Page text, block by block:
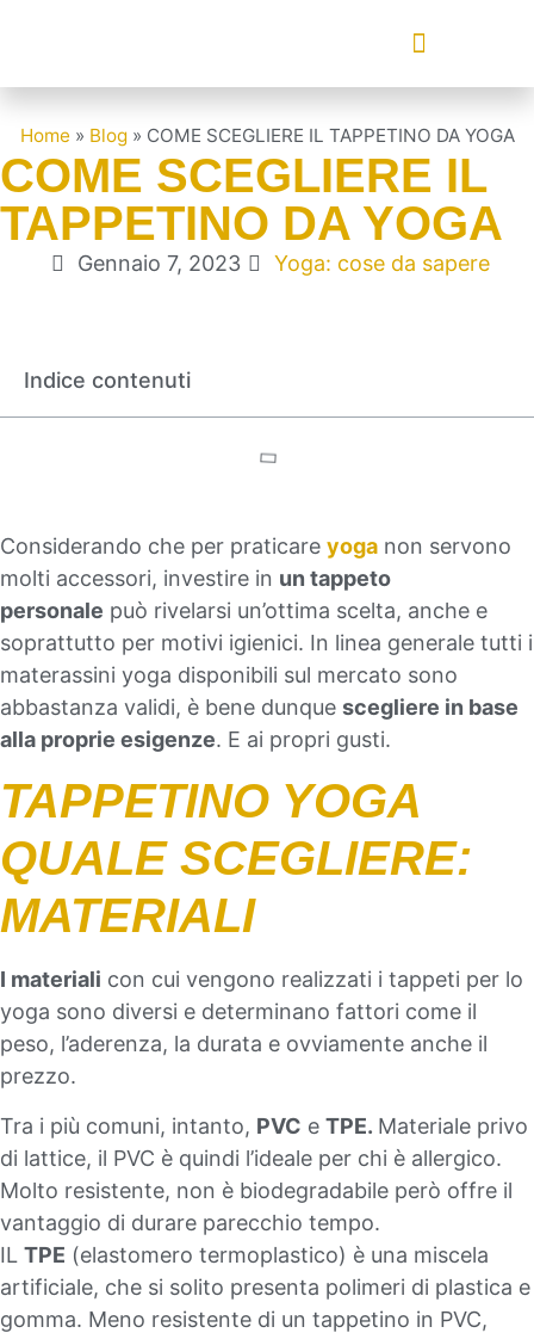
Home » Blog» COME SCEGLIERE IL TAPPETINO DA YOGA
COME SCEGLIERE IL
TAPPETINO DA YOGA
Gennaio 7, 2023 Yoga: cose da sapere
Indice contenuti
Considerando che per praticare yoga non servono
molti accessori, investire in un tappeto
personale può rivelarsi un’ottima scelta, anche e
soprattutto per motivi igienici. In linea generale tutti i
materassini yoga disponibili sul mercato sono
abbastanza validi, è bene dunque scegliere in base
alla proprie esigenze. E ai propri gusti.
TAPPETINO YOGA
QUALE SCEGLIERE:
MATERIALI
I materiali con cui vengono realizzati i tappeti per lo
yoga sono diversi e determinano fattori come il
peso, l’aderenza, la durata e ovviamente anche il
prezzo.
Tra i più comuni, intanto, PVC e TPE. Materiale privo
di lattice, il PVC è quindi l’ideale per chi è allergico.
Molto resistente, non è biodegradabile però offre il
vantaggio di durare parecchio tempo.
IL TPE (elastomero termoplastico) è una miscela
artificiale, che si solito presenta polimeri di plastica e
gomma. Meno resistente di un tappetino in PVC,